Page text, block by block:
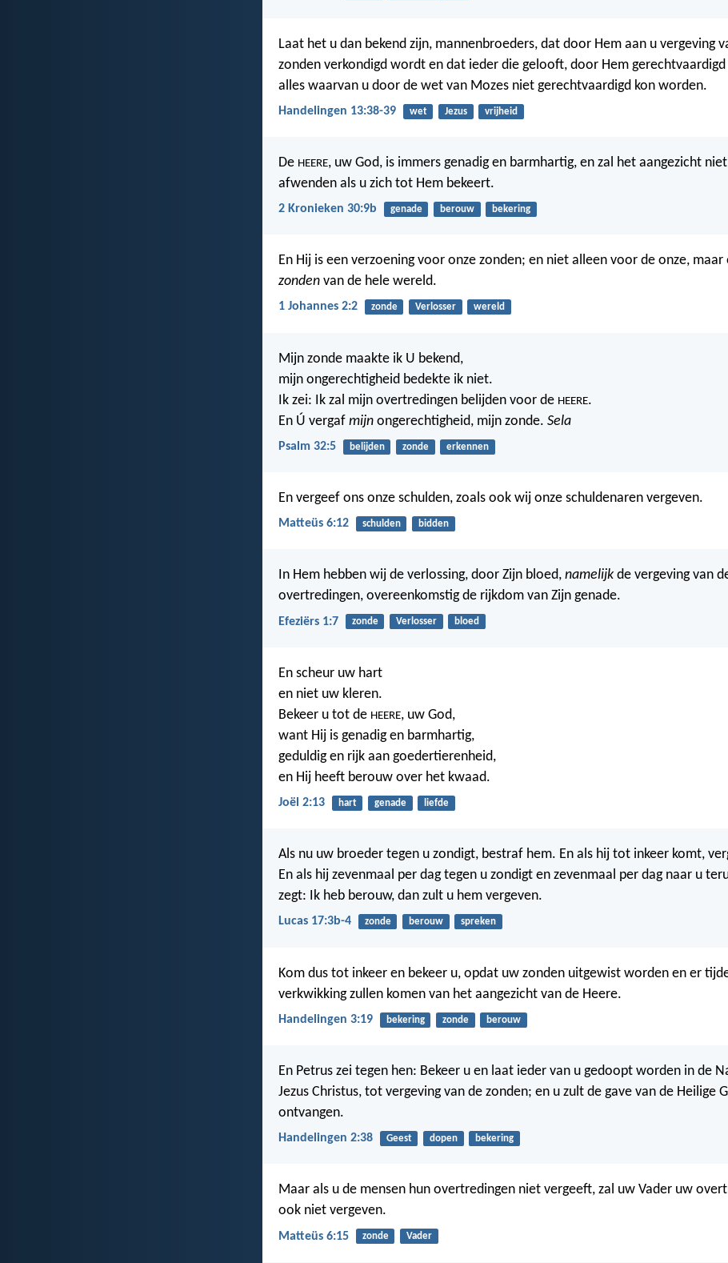
Laat het u dan bekend zijn, mannenbroeders, dat door Hem aan u vergeving
zonden verkondigd wordt en dat ieder die gelooft, door Hem
alles waarvan u door de wet van Mozes niet gerechtvaardigd kon worden.
Handelingen 13:38-39 wet Jezus vrijheid
De HEERE, uw God, is immers genadig en barmhartig, en zal het aangezicht
afwenden als u zich tot Hem bekeert.
2 Kronieken 30:9b genade berouw bekering
En Hij is een verzoening voor onze zonden; en niet alleen voor de onze,
zonden van de hele wereld.
1 Johannes 2:2 zonde Verlosser wereld
Mijn zonde maakte ik U bekend,
mijn ongerechtigheid bedekte ik niet.
Ik zei: Ik zal mijn overtredingen belijden voor de HEERE.
En Ú vergaf mijn ongerechtigheid, mijn zonde. Sela
Psalm 32:5 belijden zonde erkennen
En vergeef ons onze schulden, zoals ook wij onze schuldenaren vergeven.
Matteüs 6:12 schulden bidden
In Hem hebben wij de verlossing, door Zijn bloed, namelijk de vergeving van
overtredingen, overeenkomstig de rijkdom van Zijn genade.
Efeziërs 1:7 zonde Verlosser bloed
En scheur uw hart
en niet uw kleren.
Bekeer u tot de HEERE, uw God,
want Hij is genadig en barmhartig,
geduldig en rijk aan goedertierenheid,
en Hij heeft berouw over het kwaad.
Joël 2:13 hart genade liefde
Als nu uw broeder tegen u zondigt, bestraf hem. En als hij tot inkeer komt,
En als hij zevenmaal per dag tegen u zondigt en zevenmaal per dag naar u
zegt: Ik heb berouw, dan zult u hem vergeven.
Lucas 17:3b-4 zonde berouw spreken
Kom dus tot inkeer en bekeer u, opdat uw zonden uitgewist worden en er
verkwikking zullen komen van het aangezicht van de Heere.
Handelingen 3:19 bekering zonde berouw
En Petrus zei tegen hen: Bekeer u en laat ieder van u gedoopt worden in de
Jezus Christus, tot vergeving van de zonden; en u zult de gave van de Heilige
ontvangen.
Handelingen 2:38 Geest dopen bekering
Maar als u de mensen hun overtredingen niet vergeeft, zal uw Vader uw
ook niet vergeven.
Matteüs 6:15 zonde Vader